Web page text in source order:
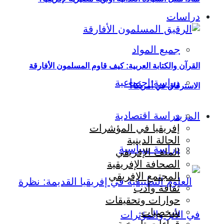
دراسات
جميع المواد
دراسة اجتماعية
دراسة اقتصادية
دراسة سياسية
القرآن والكتابة العربية: كيف قاوم المسلمون الأفارقة
الاسترقاق في أمريكا؟
المزيد
إفريقيا في المؤشرات
الحالة الدينية
الملف الإفريقي
الصحافة الإفريقية
المجتمع الإفريقي
ثقافة وأدب
حوارات وتحقيقات
شخصيات